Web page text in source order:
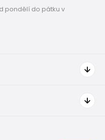
pondělí do pátku v